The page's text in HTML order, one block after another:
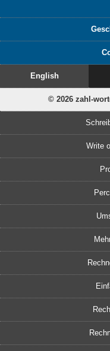
English
© 2026 zahl-
Write